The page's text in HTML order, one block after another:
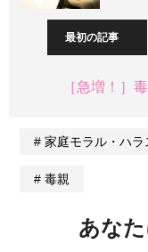
最初の記事
［急増！］
家庭モラル・ハラ
毒親
あな